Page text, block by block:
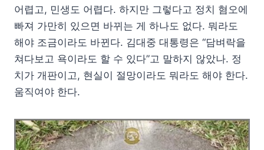
어렵고, 민생도 어렵다. 하지만 그렇다고 정치 혐오에
빠져 가만히 있으면 바뀌는 게 하나도 없다. 뭐라도
해야 조금이라도 바뀐다. 김대중 대통령은 “담벼락을
쳐다보고 욕이라도 할 수 있다”고 말하지 않았나. 정
치가 개판이고, 현실이 절망이라도 뭐라도 해야 한다.
움직여야 한다.